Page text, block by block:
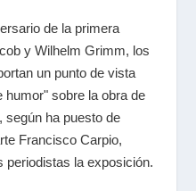
de la primera
y Wilhelm Grimm, los
un punto de vista
humor" sobre la obra de
según ha puesto de
Francisco Carpio,
periodistas la exposición.